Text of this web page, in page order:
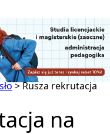
>Rusza rekrutacja
na